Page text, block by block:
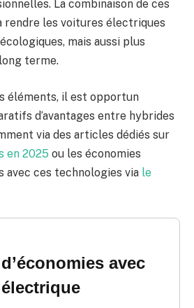
La combinaison de ces
rendre les voitures électriques
mais aussi plus
terme.
éléments, il est opportun
d’avantages entre hybrides
via des articles dédiés sur
en 2025 ou les économies
avec ces technologies via le
avec